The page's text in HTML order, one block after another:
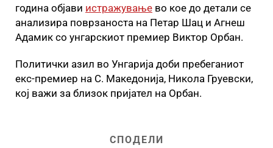
година објави истражување во кое до детали се
анализира поврзаноста на Петар Шац и Агнеш
Адамик со унгарскиот премиер Виктор Орбан.
Политички азил во Унгарија доби пребеганиот
екс-премиер на С. Македонија, Никола Груевски,
кој важи за близок пријател на Орбан.
СПОДЕЛИ